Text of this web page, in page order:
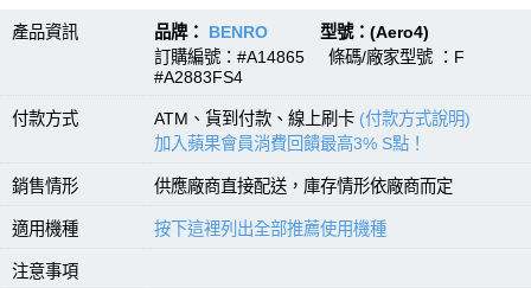
產品資訊 品牌： BENRO 型號：(Aero4)
訂購編號：#A14865 條碼/廠家型號 ：F
#A2883FS4
付款方式 ATM、貨到付款、線上刷卡 (付款方式說明)
加入蘋果會員消費回饋最高3% S點！
銷售情形 供應廠商直接配送，庫存情形依廠商而定
適用機種 按下這裡列出全部推薦使用機種
注意事項